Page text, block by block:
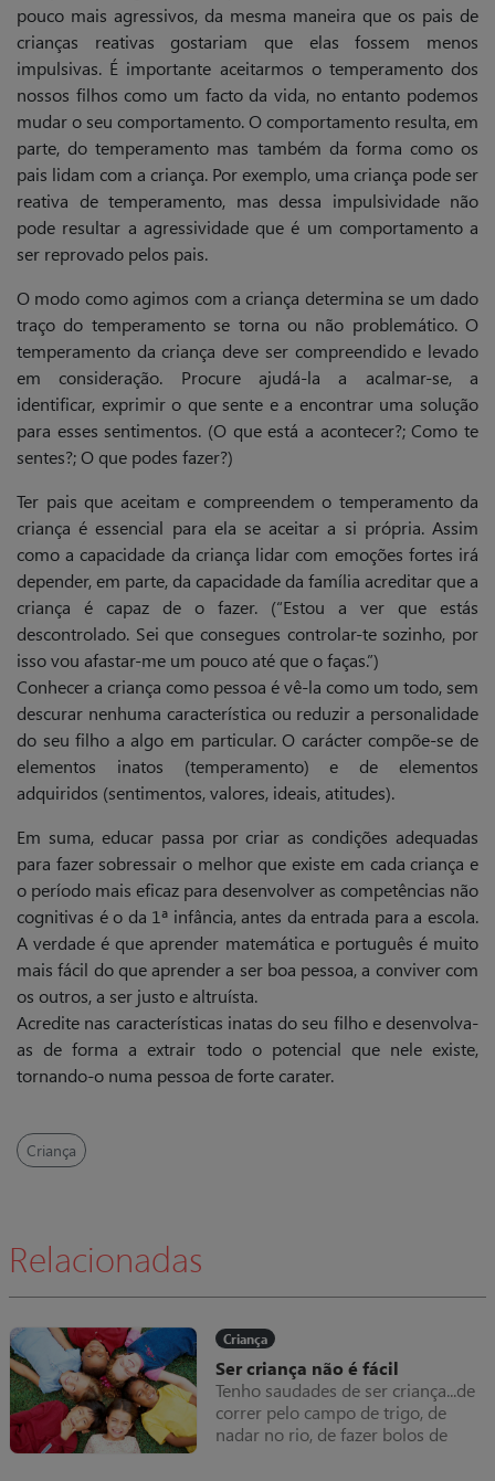
pouco mais agressivos, da mesma maneira que os pais de
crianças reativas gostariam que elas fossem menos
impulsivas. É importante aceitarmos o temperamento dos
nossos filhos como um facto da vida, no entanto podemos
mudar o seu comportamento. O comportamento resulta, em
parte, do temperamento mas também da forma como os
pais lidam com a criança. Por exemplo, uma criança pode ser
reativa de temperamento, mas dessa impulsividade não
pode resultar a agressividade que é um comportamento a
ser reprovado pelos pais.
O modo como agimos com a criança determina se um dado
traço do temperamento se torna ou não problemático. O
temperamento da criança deve ser compreendido e levado
em consideração. Procure ajudá-la a acalmar-se, a
identificar, exprimir o que sente e a encontrar uma solução
para esses sentimentos. (O que está a acontecer?; Como te
sentes?; O que podes fazer?)
Ter pais que aceitam e compreendem o temperamento da
criança é essencial para ela se aceitar a si própria. Assim
como a capacidade da criança lidar com emoções fortes irá
depender, em parte, da capacidade da família acreditar que a
criança é capaz de o fazer. (“Estou a ver que estás
descontrolado. Sei que consegues controlar-te sozinho, por
isso vou afastar-me um pouco até que o faças.”)
Conhecer a criança como pessoa é vê-la como um todo, sem
descurar nenhuma característica ou reduzir a personalidade
do seu filho a algo em particular. O carácter compõe-se de
elementos inatos (temperamento) e de elementos
adquiridos (sentimentos, valores, ideais, atitudes).
Em suma, educar passa por criar as condições adequadas
para fazer sobressair o melhor que existe em cada criança e
o período mais eficaz para desenvolver as competências não
cognitivas é o da 1ª infância, antes da entrada para a escola.
A verdade é que aprender matemática e português é muito
mais fácil do que aprender a ser boa pessoa, a conviver com
os outros, a ser justo e altruísta.
Acredite nas características inatas do seu filho e desenvolva-
as de forma a extrair todo o potencial que nele existe,
tornando-o numa pessoa de forte carater.
Criança
Relacionadas
Criança
Ser criança não é fácil
Tenho saudades de ser criança...de
correr pelo campo de trigo, de
nadar no rio, de fazer bolos de